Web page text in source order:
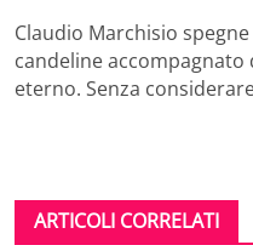
Claudio Marchisio
candeline
eterno. Senza
ARTICOLI CORRELATI